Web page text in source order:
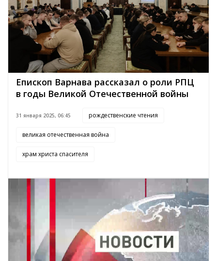
Епископ Варнава рассказал о роли РПЦ
в годы Великой Отечественной войны
31 января 2025, 06:45 рождественские чтения
великая отечественная война
храм христа спасителя